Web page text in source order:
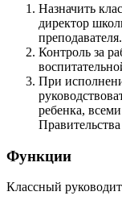
Назначить
директор
преподавателя.
Контроль за
При
ребенка,
Функции
Классный